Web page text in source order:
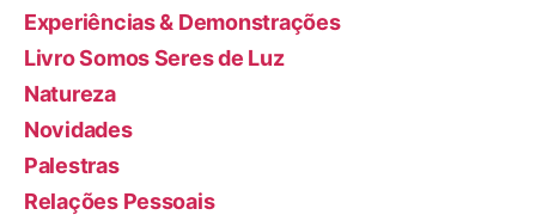
Experiências & Demonstrações
Livro Somos Seres de Luz
Natureza
Novidades
Palestras
Relações Pessoais